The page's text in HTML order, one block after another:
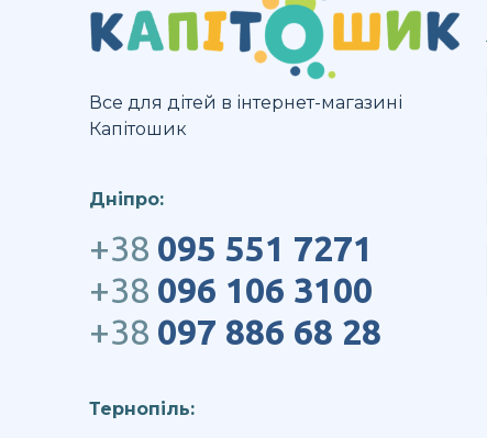
Польща
Все для дітей в інтернет-магазині
Капітошик
Дніпро:
+38 095 551 7271
+38 096 106 3100
+38 097 886 68 28
Тернопіль: